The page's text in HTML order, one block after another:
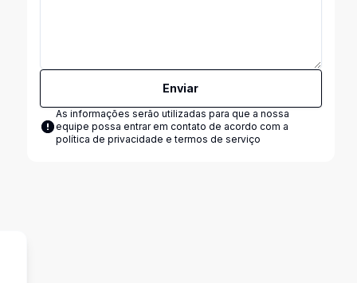
Enviar
As informações serão utilizadas para que a nossa
equipe possa entrar em contato de acordo com a
política de privacidade e termos de serviço